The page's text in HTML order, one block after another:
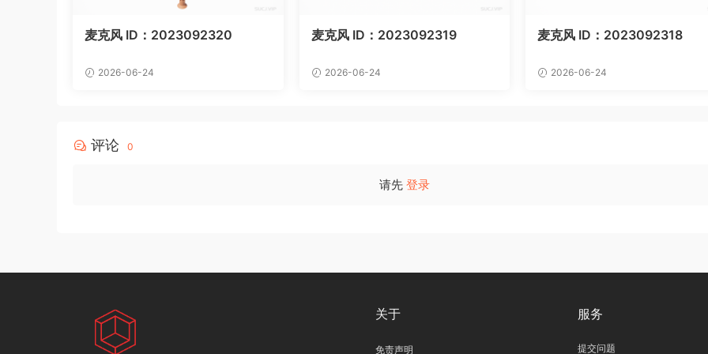
麦克风 ID：2023092320
2026-06-24
麦克风 ID：2023092319
2026-06-24
麦克风 ID：2023092318
2026-06-24
评论 0
请先 登录
关于
免责声明
服务
提交问题